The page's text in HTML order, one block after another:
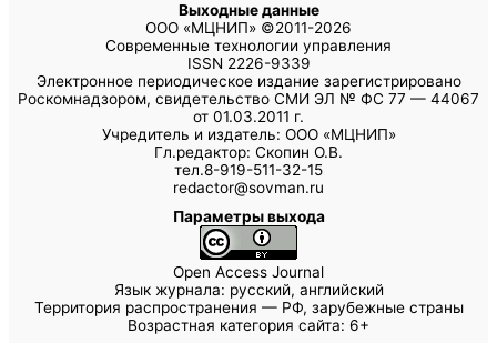
Выходные данные
ООО «МЦНИП» ©2011-2026
Современные технологии управления
ISSN 2226-9339
Электронное периодическое издание зарегистрировано
Роскомнадзором, свидетельство СМИ ЭЛ № ФС 77 — 44067
от 01.03.2011 г.
Учредитель и издатель: ООО «МЦНИП»
Гл.редактор: Скопин О.В.
тел.8-919-511-32-15
redactor@sovman.ru
Параметры выхода
Open Access Journal
Язык журнала: русский, английский
Территория распространения — РФ, зарубежные страны
Возрастная категория сайта: 6+